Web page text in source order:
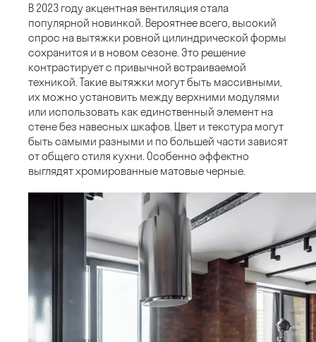
В 2023 году акцентная вентиляция стала
популярной новинкой. Вероятнее всего, высокий
спрос на вытяжки ровной цилиндрической формы
сохранится и в новом сезоне. Это решение
контрастирует с привычной встраиваемой
техникой. Такие вытяжки могут быть массивными,
их можно установить между верхними модулями
или использовать как единственный элемент на
стене без навесных шкафов. Цвет и текстура могут
быть самыми разными и по большей части зависят
от общего стиля кухни. Особенно эффектно
выглядят хромированные матовые черные.